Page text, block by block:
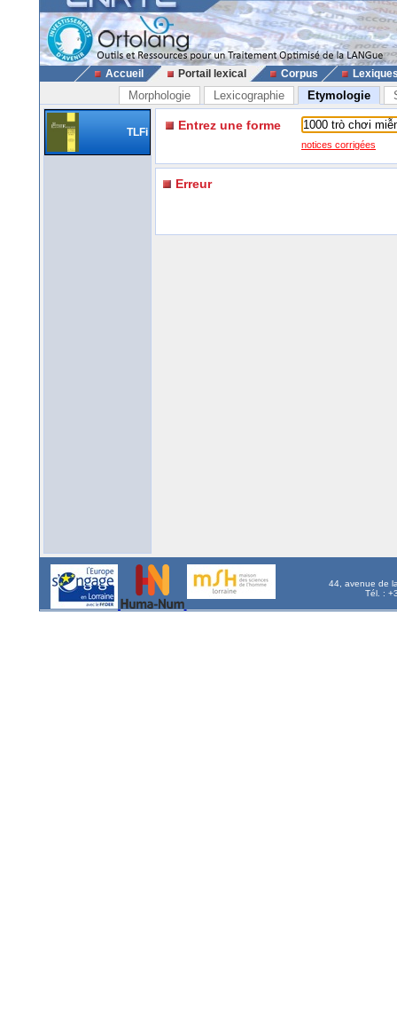
Accueil Portail lexical Corpus
Morphologie Lexicographie Etymologie
TLFi Entrez une forme
notices corrigées
Erreur
44, avenue de
Tél. :